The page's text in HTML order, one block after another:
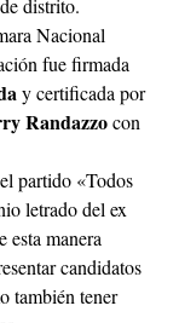
distrito.
Nacional
fue firmada
y certificada por
Randazzocon
partido «Todos
letrado del ex
esta manera
candidatos
también tener